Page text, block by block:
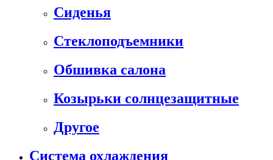
Сиденья
Стеклоподъемники
Обшивка салона
Козырьки солнцезащитные
Другое
Система охлаждения